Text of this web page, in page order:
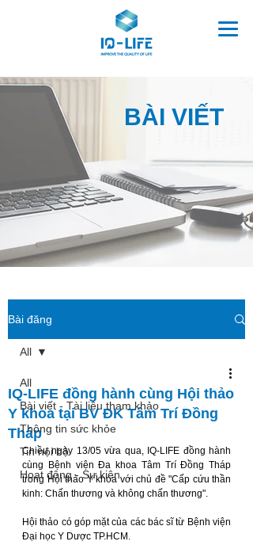
BÀI VIẾT
Bài đăng
All
Bài viết - Tài liệu tham khảo
Thông tin sức khỏe
Tin nội bộ
Hoạt động - Sự kiện
All
IQ-LIFE đồng hành cùng Hội thảo
Y khoa tại BV ĐK Tâm Trí Đồng
Tháp
Chiều ngày 13/05 vừa qua, IQ-LIFE đồng hành
cùng Bệnh viện Đa khoa Tâm Trí Đồng Tháp
trong Hội thảo Y khoa với chủ đề "Cấp cứu thần
kinh: Chấn thương và không chấn thương".
Hội thảo có góp mặt của các bác sĩ từ Bệnh viện
Đại học Y Dược TP.HCM.